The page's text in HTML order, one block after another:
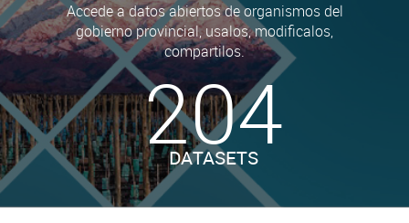
Accede a datos abiertos de organismos del
gobierno provincial, usalos, modificalos,
compartilos.
204
DATASETS